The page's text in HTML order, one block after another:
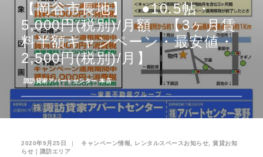
お気に入り 閲覧履歴
【岡谷市長地】 ●10.5帖・
5,000円(税別)/月額 【3ヶ月賃
料半額キャンペーン・最安値・
2,500円(税別)/月】
諏訪貸家アパートセンター 本店
2020年9月25日 | キャンペーン情報 レンタルスペースお知らせ
賃貸お知
らせ｜諏訪エリア